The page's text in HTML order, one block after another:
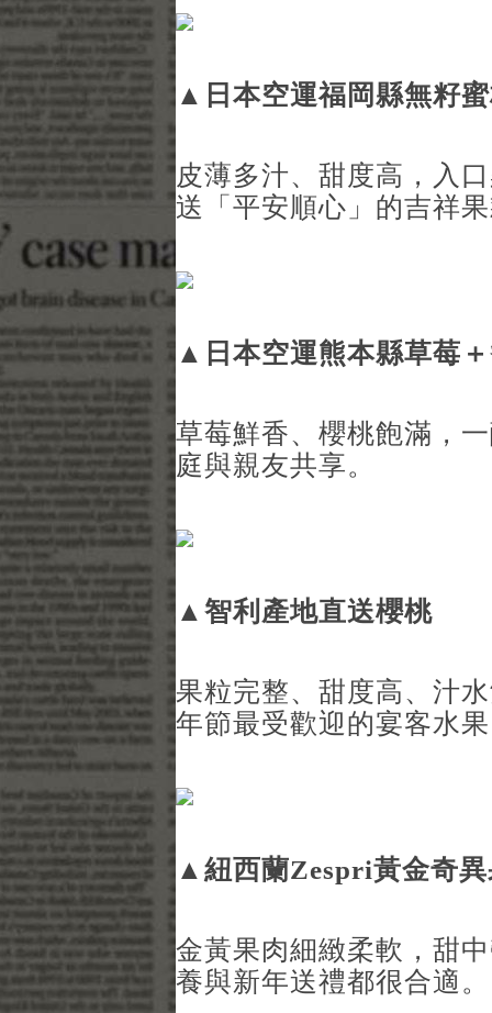
▲ 日本空運福岡縣無籽
皮薄多汁、甜度高，入
送「平安順心」的吉祥
▲ 日本空運熊本縣草莓
草莓鮮香、櫻桃飽滿，
庭與親友共享。
▲ 智利產地直送櫻桃
果粒完整、甜度高、汁
年節最受歡迎的宴客水
▲ 紐西蘭Zespri黃金奇
金黃果肉細緻柔軟，甜
養與新年送禮都很合適。